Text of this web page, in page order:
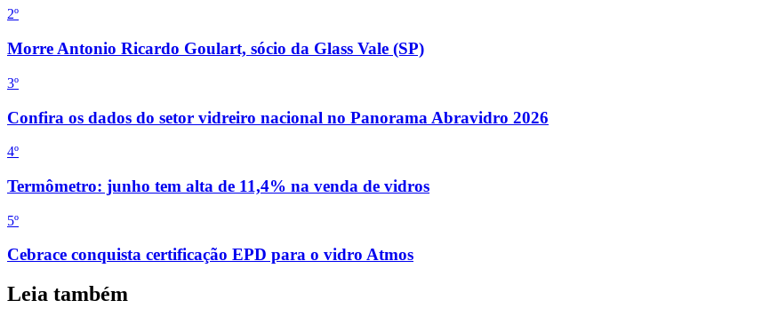
2º
Morre Antonio Ricardo Goulart, sócio da Glass Vale (SP)
3º
Confira os dados do setor vidreiro nacional no Panorama Abravidro 2026
4º
Termômetro: junho tem alta de 11,4% na venda de vidros
5º
Cebrace conquista certificação EPD para o vidro Atmos
Leia também